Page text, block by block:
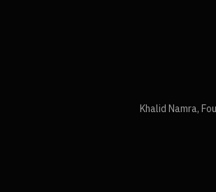
Khalid Namra,